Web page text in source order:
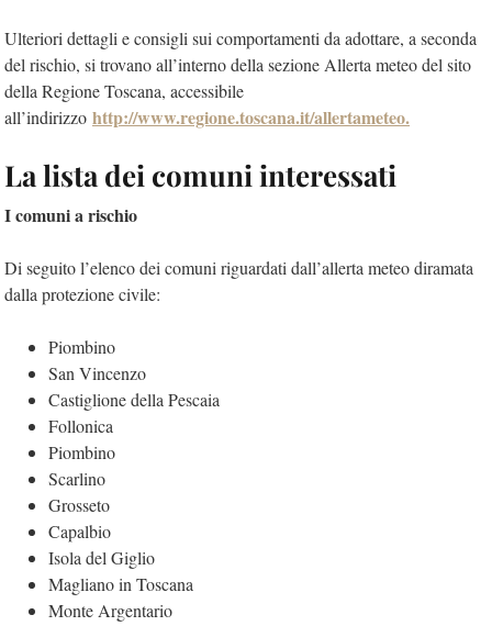
Ulteriori dettagli e consigli sui comportamenti da adottare, a seconda
del rischio, si trovano all’interno della sezione Allerta meteo del sito
della Regione Toscana, accessibile
all’indirizzo http://www.regione.toscana.it/allertameteo.
La lista dei comuni interessati
I comuni a rischio
Di seguito l’elenco dei comuni riguardati dall’allerta meteo diramata
dalla protezione civile:
Piombino
San Vincenzo
Castiglione della Pescaia
Follonica
Piombino
Scarlino
Grosseto
Capalbio
Isola del Giglio
Magliano in Toscana
Monte Argentario